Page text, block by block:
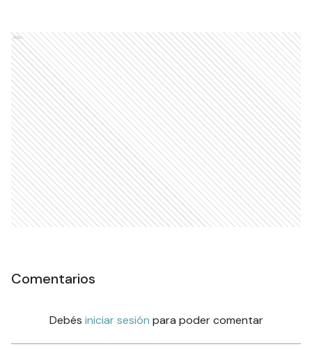
Ads
Comentarios
Debés iniciar sesión para poder comentar